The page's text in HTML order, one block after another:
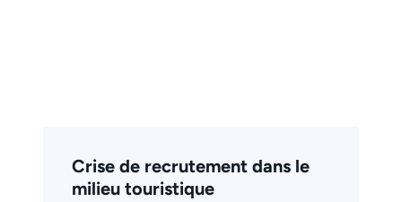
Crise de recrutement dans le
milieu touristique